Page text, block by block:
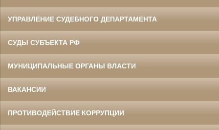
УПРАВЛЕНИЕ СУДЕБНОГО ДЕПАРТАМЕНТА
СУДЫ СУБЪЕКТА РФ
МУНИЦИПАЛЬНЫЕ ОРГАНЫ ВЛАСТИ
ВАКАНСИИ
ПРОТИВОДЕЙСТВИЕ КОРРУПЦИИ